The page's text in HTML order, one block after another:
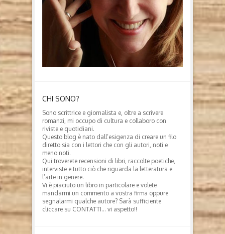
CHI SONO?
Sono scrittrice e giornalista e, oltre a scrivere
romanzi, mi occupo di cultura e collaboro con
riviste e quotidiani.
Questo blog è nato dall’esigenza di creare un filo
diretto sia con i lettori che con gli autori, noti e
meno noti.
Qui troverete recensioni di libri, raccolte poetiche,
interviste e tutto ciò che riguarda la letteratura e
l’arte in genere.
Vi è piaciuto un libro in particolare e volete
mandarmi un commento a vostra firma oppure
segnalarmi qualche autore? Sarà sufficiente
cliccare su CONTATTI… vi aspetto!!